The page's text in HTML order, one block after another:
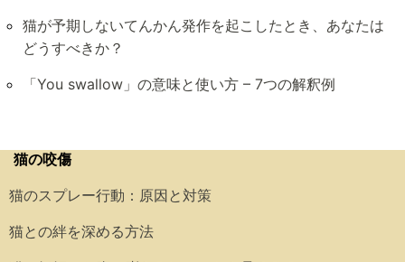
猫が予期しないてんかん発作を起こしたとき、あなたは
どうすべきか？
「You swallow」の意味と使い方 – 7つの解釈例
猫の咬傷
猫のスプレー行動：原因と対策
猫との絆を深める方法